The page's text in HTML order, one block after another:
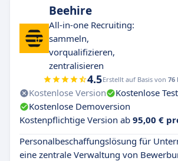
Beehire
All-in-one Recruiting:
sammeln,
vorqualifizieren,
zentralisieren
4.5Erstellt auf Basis von 76
Kostenlose Version
Kostenlose
Kostenlose Demoversion
Kostenpflichtige Version ab 95,00 €
Personalbeschaffungslösung für
eine zentrale Verwaltung von